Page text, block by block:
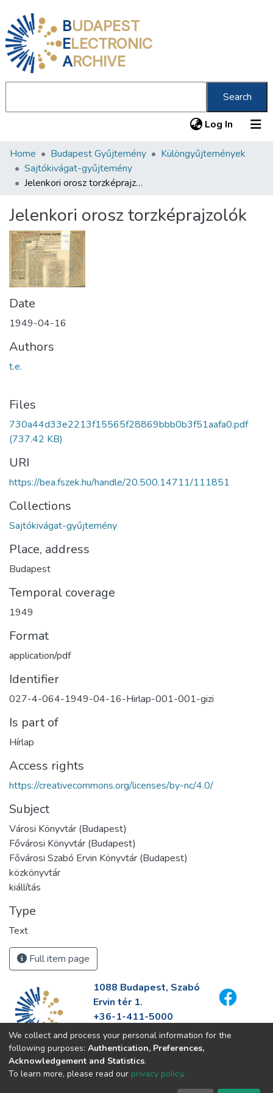
BUDAPEST
ELECTRONIC
ARCHIVE
Search
Log In (current)
Communities & Collections
All of DSpace
About us
Home Budapest Gyűjtemény
Különgyűjtemények
Sajtókivágat-gyűjtemény
Jelenkori orosz torzképrajzolók
Jelenkori orosz torzképrajzolók
Date
1949-04-16
Authors
t.e.
Files
730a44d33e2213f15565f28869bbb0b3f51aafa0.pdf
(737.42 KB)
URI
https://bea.fszek.hu/handle/20.500.14711/111851
Collections
Sajtókivágat-gyűjtemény
Place, address
Budapest
Temporal coverage
1949
Format
application/pdf
Identifier
027-4-064-1949-04-16-Hirlap-001-001-gizi
Is part of
Hírlap
Access rights
https://creativecommons.org/licenses/by-nc/4.0/
Subject
Városi Könyvtár (Budapest)
Fővárosi Könyvtár (Budapest)
Fővárosi Szabó Ervin Könyvtár (Budapest)
közkönyvtár
kiállítás
Type
Text
Full item page
1088 Budapest, Szabó
Ervin tér 1.
+36-1-411-5000
info@fszek.hu
https://fszek.hu
We collect and process your personal information for the
following purposes: Authentication, Preferences,
Acknowledgement and Statistics.
To learn more, please read our privacy policy.